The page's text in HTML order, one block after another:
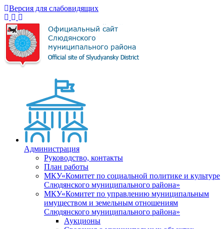
Версия для слабовидящих
Администрация
Руководство, контакты
План работы
МКУ«Комитет по социальной политике и культуре
Слюдянского муниципального района»
МКУ«Комитет по управлению муниципальным
имуществом и земельным отношениям
Слюдянского муниципального района»
Аукционы